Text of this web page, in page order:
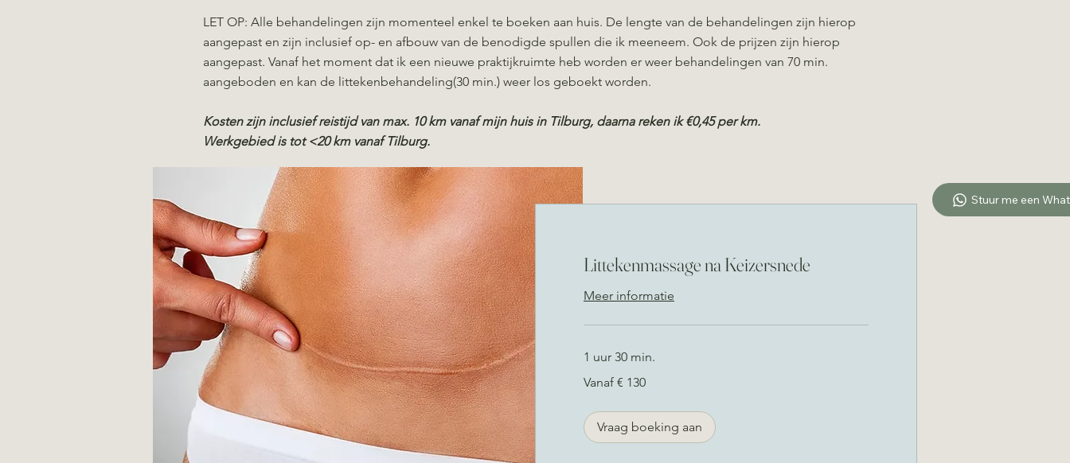
LET OP: Alle behandelingen zijn momenteel enkel te boeken aan huis. De lengte van de behandelingen zijn hierop
aangepast en zijn inclusief op- en afbouw van de benodigde spullen die ik meeneem. Ook de prijzen zijn hierop
aangepast. Vanaf het moment dat ik een nieuwe praktijkruimte heb worden er weer behandelingen van 70 min.
aangeboden en kan de littekenbehandeling(30 min.) weer los geboekt worden.
Kosten zijn inclusief reistijd van max. 10 km vanaf mijn huis in Tilburg, daarna reken ik €0,45 per km.
Werkgebied is tot <20 km vanaf Tilburg.
Littekenmassage na Keizersnede
Meer informatie
1 uur 30 min.
130
Vanaf € 130
Vraag boeking aan
Stuur me een